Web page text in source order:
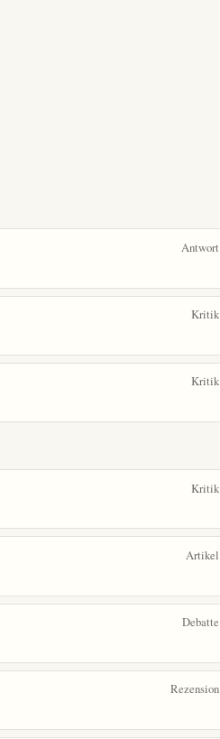
Antwort
Kritik
Kritik
Kritik
Artikel
Debatte
Rezension